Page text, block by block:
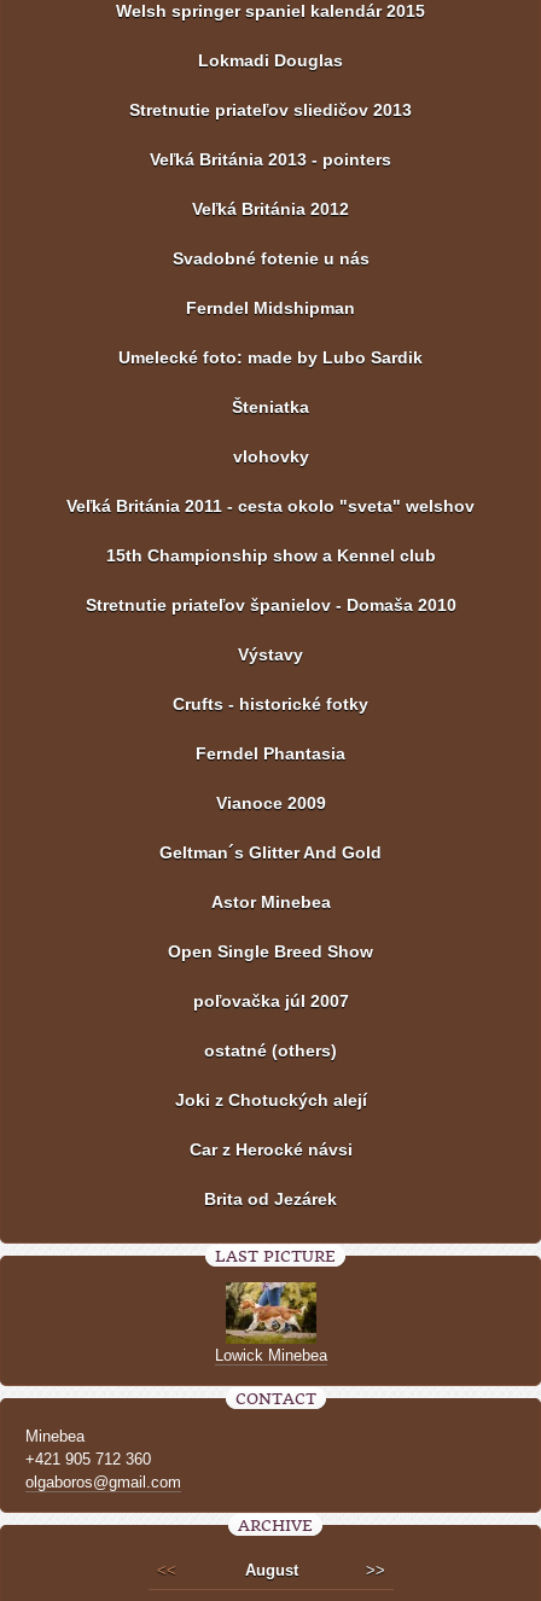
Welsh springer spaniel kalendár 2015
Lokmadi Douglas
Stretnutie priateľov sliedičov 2013
Veľká Británia 2013 - pointers
Veľká Británia 2012
Svadobné fotenie u nás
Ferndel Midshipman
Umelecké foto: made by Lubo Sardik
Šteniatka
vlohovky
Veľká Británia 2011 - cesta okolo "sveta" welshov
15th Championship show a Kennel club
Stretnutie priateľov španielov - Domaša 2010
Výstavy
Crufts - historické fotky
Ferndel Phantasia
Vianoce 2009
Geltman´s Glitter And Gold
Astor Minebea
Open Single Breed Show
poľovačka júl 2007
ostatné (others)
Joki z Chotuckých alejí
Car z Herocké návsi
Brita od Jezárek
LAST PICTURE
Lowick Minebea
CONTACT
Minebea
+421 905 712 360
olgaboros@gmail.com
ARCHIVE
<< August >>